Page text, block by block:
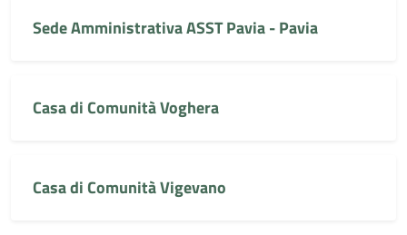
Sede Amministrativa ASST Pavia - Pavia
Casa di Comunità Voghera
Casa di Comunità Vigevano